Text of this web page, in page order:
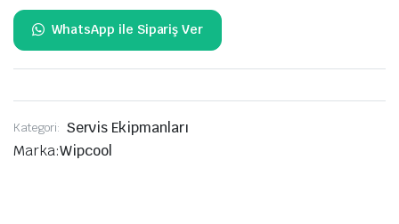
Kategori: Servis Ekipmanları
Marka:Wipcool